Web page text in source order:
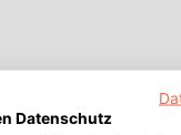
Datenschutz